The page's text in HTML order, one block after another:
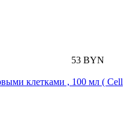
53 BYN
клетками , 100 мл ( Cell